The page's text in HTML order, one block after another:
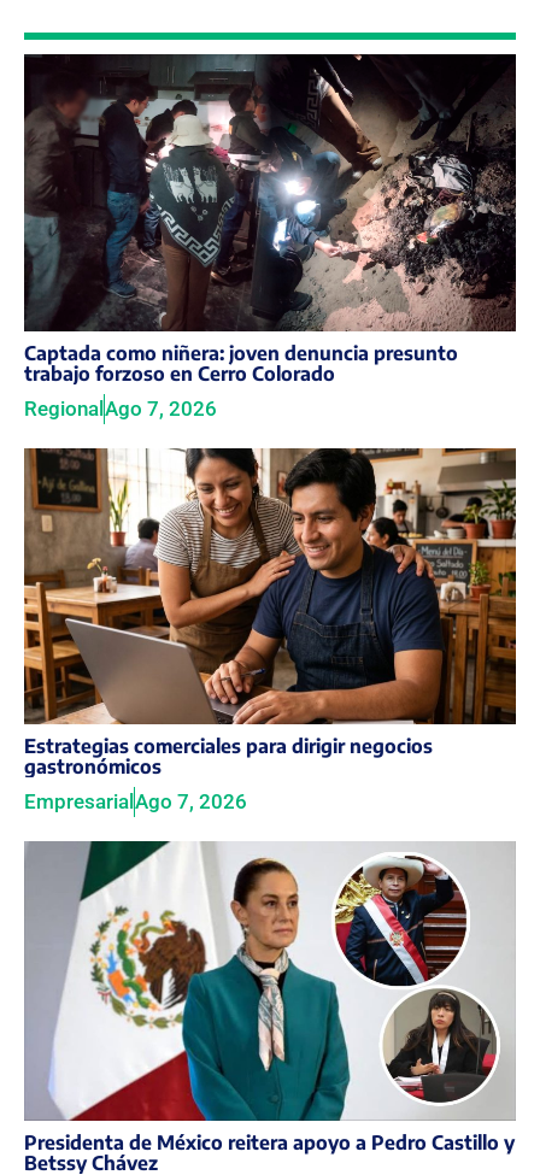
Captada como niñera: joven denuncia presunto
trabajo forzoso en Cerro Colorado
RegionalAgo 7, 2026
Estrategias comerciales para dirigir negocios
gastronómicos
Empresarial Ago 7, 2026
Presidenta de México reitera apoyo a Pedro Castillo y
Betssy Chávez